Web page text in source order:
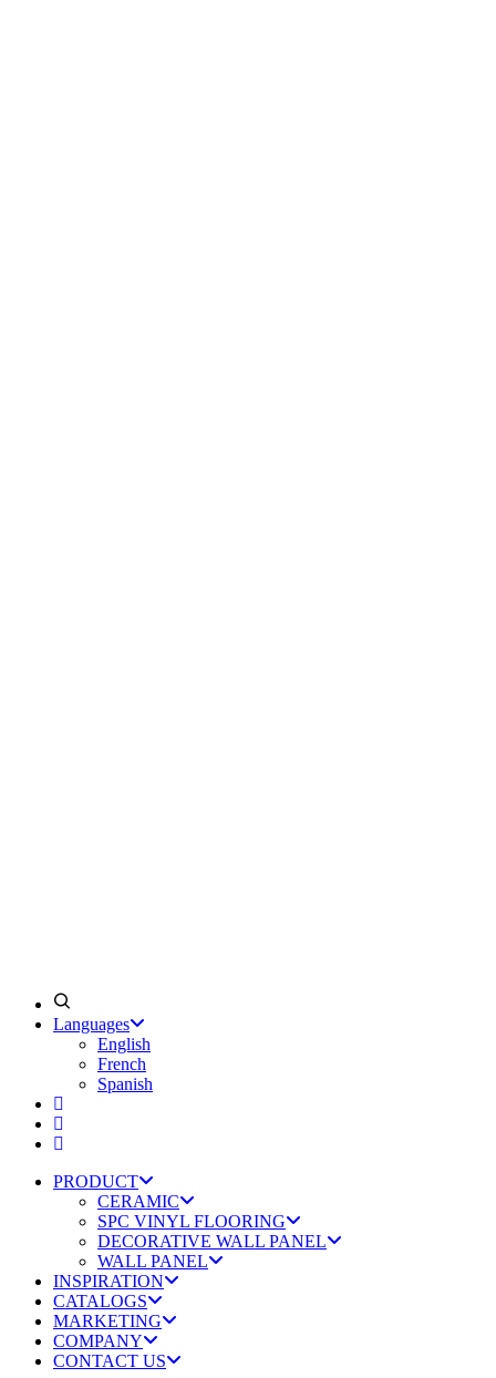
Languages
English
French
Spanish
PRODUCT
CERAMIC
SPC VINYL FLOORING
DECORATIVE WALL PANEL
WALL PANEL
INSPIRATION
CATALOGS
MARKETING
COMPANY
CONTACT US